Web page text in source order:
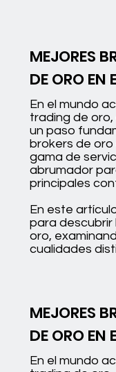
MEJORES
DE ORO EN
En el mundo
trading de
un paso
brokers de
gama de
abrumador
principales
En este
para descubrir
oro,
cualidades
MEJORES
DE ORO EN
En el mundo